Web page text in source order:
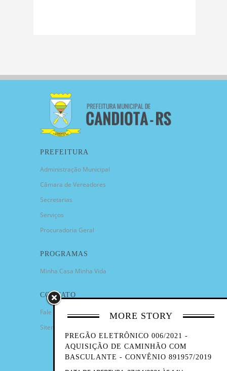
MORE STORY
PREGÃO ELETRÔNICO 006/2021 -
AQUISIÇÃO DE CAMINHÃO COM
BASCULANTE - CONVÊNIO 891957/2019
PREFEITURA
Administração Municipal
Câmara de Vereadores
Secretarias
Serviços
Procuradoria Geral
PROGRAMAS
Minha Casa Minha Vida
CONTATO
Fale Conosco
Sitemap